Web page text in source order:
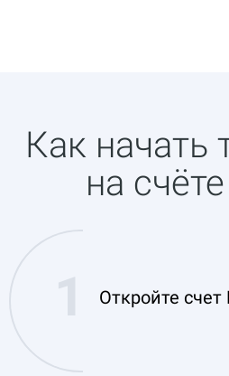
Как начать
на
Откройте счет